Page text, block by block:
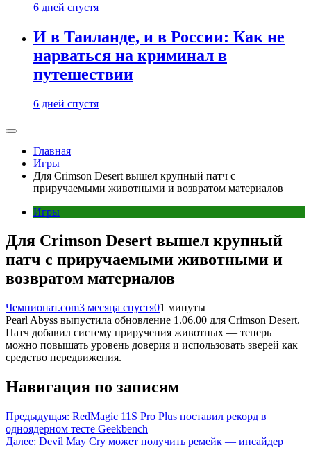
6 дней спустя
И в Таиланде, и в России: Как не
нарваться на криминал в
путешествии
6 дней спустя
Главная
Игры
Для Crimson Desert вышел крупный патч с
приручаемыми животными и возвратом материалов
Игры
Для Crimson Desert вышел крупный
патч с приручаемыми животными и
возвратом материалов
Чемпионат.com3 месяца спустя01 минуты
Pearl Abyss выпустила обновление 1.06.00 для Crimson Desert.
Патч добавил систему приручения животных — теперь
можно повышать уровень доверия и использовать зверей как
средство передвижения.
Навигация по записям
Предыдущая: RedMagic 11S Pro Plus поставил рекорд в
одноядерном тесте Geekbench
Далее: Devil May Cry может получить ремейк — инсайдер